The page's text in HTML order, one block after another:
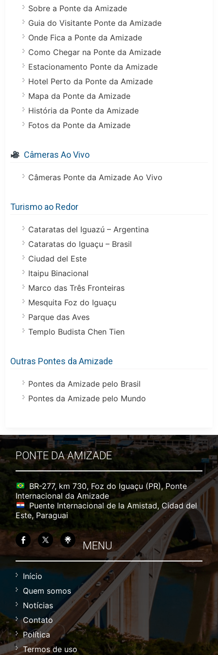
Sobre a Ponte da Amizade
Guia do Visitante Ponte da Amizade
Onde Fica a Ponte da Amizade
Como Chegar na Ponte da Amizade
Estacionamento Ponte da Amizade
Hotel Perto da Ponte da Amizade
Mapa da Ponte da Amizade
História da Ponte da Amizade
Fotos da Ponte da Amizade
Câmeras Ao Vivo
Câmeras Ponte da Amizade Ao Vivo
Turismo ao Redor
Cataratas del Iguazú – Argentina
Cataratas do Iguaçu – Brasil
Ciudad del Este
Itaipu Binacional
Marco das Três Fronteiras
Mesquita Foz do Iguaçu
Parque das Aves
Templo Budista Chen Tien
Outras Pontes da Amizade
Pontes da Amizade pelo Brasil
Pontes da Amizade pelo Mundo
PONTE DA AMIZADE
BR-277, km 730, Foz do Iguaçu (PR), Ponte
Internacional da Amizade
Puente Internacional de la Amistad, Cidad del
Este, Paraguai
MENU
Início
Quem somos
Notícias
Contato
Política
Termos de uso